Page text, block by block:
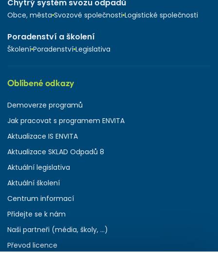
Chytrý systém svozu odpadů
Obce, města Svozové společnosti Logistické společnosti
Poradenství a školení
Školení Poradenství Legislativa
Oblíbené odkazy
Demoverze programů
Jak pracovat s programem ENVITA
Aktualizace IS ENVITA
Aktualizace SKLAD Odpadů 8
Aktuální legislativa
Aktuální školení
Centrum informací
Přidejte se k nám
Naši partneři (média, školy, ...)
Převod licence